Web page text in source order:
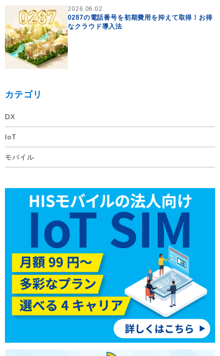
2026.06.02
0287の電話番号を初期費用を抑えて取得！お得
なクラウド導入法
カテゴリ
DX
IoT
モバイル